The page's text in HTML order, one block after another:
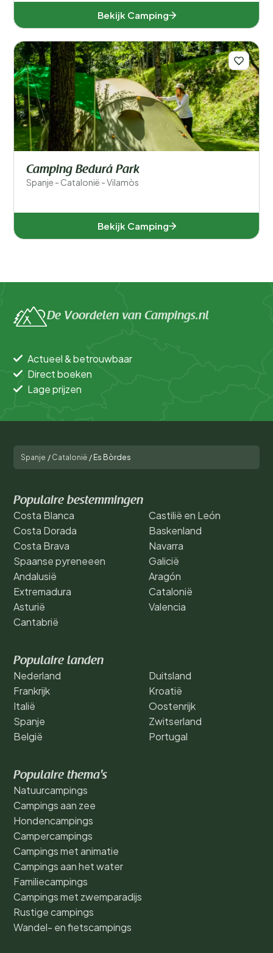
Bekijk Camping
Camping Bedurá Park
Spanje - Catalonië - Vilamòs
Bekijk Camping
De Voordelen van Campings.nl
Actueel & betrouwbaar
Direct boeken
Lage prijzen
Spanje / Catalonië / Es Bòrdes
Populaire bestemmingen
Costa Blanca
Costa Dorada
Costa Brava
Spaanse pyreneeen
Andalusië
Extremadura
Asturië
Cantabrië
Castilië en León
Baskenland
Navarra
Galicië
Aragón
Catalonië
Valencia
Populaire landen
Nederland
Frankrijk
Italië
Spanje
België
Duitsland
Kroatië
Oostenrijk
Zwitserland
Portugal
Populaire thema's
Natuurcampings
Campings aan zee
Hondencampings
Campercampings
Campings met animatie
Campings aan het water
Familiecampings
Campings met zwemparadijs
Rustige campings
Wandel- en fietscampings